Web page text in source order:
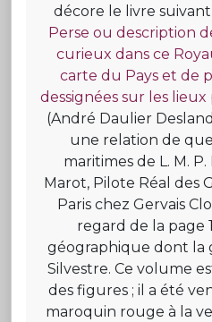
décore le livre suivant
Perse ou description
curieux dans ce
carte du Pays et de
dessignées sur les lieux
(André Daulier
une relation de
maritimes de L. M. P.
Marot, Pilote Réal des
Paris chez Gervais
regard de la page
géographique dont la
Silvestre. Ce volume
des figures ; il a été
maroquin rouge à la